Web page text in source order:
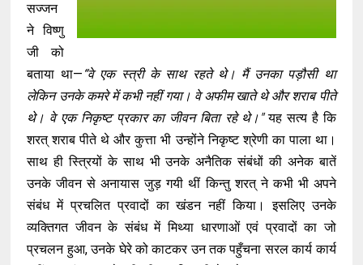
सज्जन
ने विष्णु
जी को
बताया था— “वे एक स्त्री के साथ रहते थे। मैं उनका पड़ौसी था
लेकिन उनके कमरे में कभी नहीं गया। वे अफीम खाते थे और शराब पीते
थे। वे एक निकृष्ट प्रकार का जीवन बिता रहे थे।"यह सत्य है कि
शरत् शराब पीते थे और कुत्ता भी उन्होंने निकृष्ट श्रेणी का पाला था।
साथ ही स्त्रियों के साथ भी उनके अनैतिक संबंधों की अनेक बातें
उनके जीवन से अनायास जुड़ गयी थीं किन्तु शरत् ने कभी भी अपने
संबंध में प्रचलित प्रवादों का खंडन नहीं किया। इसलिए उनके
व्यक्तिगत जीवन के संबंध में मिथ्या धारणाओं एवं प्रवादों का जो
प्रचलन हुआ, उनके घेरे को काटकर उन तक पहुँचना सरल कार्य कार्य